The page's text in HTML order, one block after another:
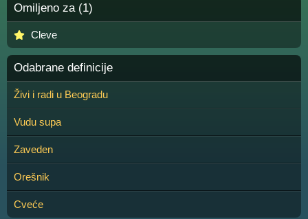
Omiljeno za (1)
Cleve
Odabrane definicije
Živi i radi u Beogradu
Vudu supa
Zaveden
Orešnik
Cveće